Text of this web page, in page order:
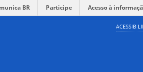
BR Participe Acesso à